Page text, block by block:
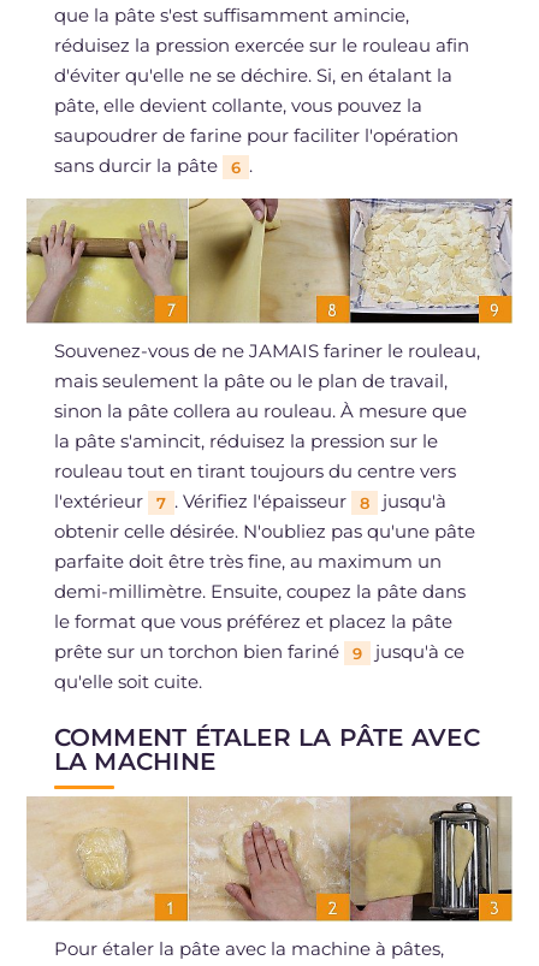
que la pâte s'est suffisamment amincie,
réduisez la pression exercée sur le rouleau afin
d'éviter qu'elle ne se déchire. Si, en étalant la
pâte, elle devient collante, vous pouvez la
saupoudrer de farine pour faciliter l'opération
sans durcir la pâte
6 .
Souvenez-vous de ne JAMAIS fariner le rouleau,
mais seulement la pâte ou le plan de travail,
sinon la pâte collera au rouleau. À mesure que
la pâte s'amincit, réduisez la pression sur le
rouleau tout en tirant toujours du centre vers
l'extérieur
7 . Vérifiez l'épaisseur 8
jusqu'à
obtenir celle désirée. N'oubliez pas qu'une pâte
parfaite doit être très fine, au maximum un
demi-millimètre. Ensuite, coupez la pâte dans
le format que vous préférez et placez la pâte
prête sur un torchon bien fariné
9
jusqu'à ce
qu'elle soit cuite.
COMMENT ÉTALER LA PÂTE AVEC
LA MACHINE
Pour étaler la pâte avec la machine à pâtes,